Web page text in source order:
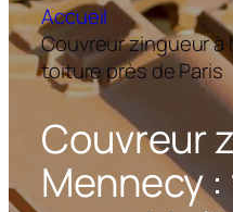
Accueil
Couvreur zingueur
toiture près de Paris
Couvreur
Mennecy